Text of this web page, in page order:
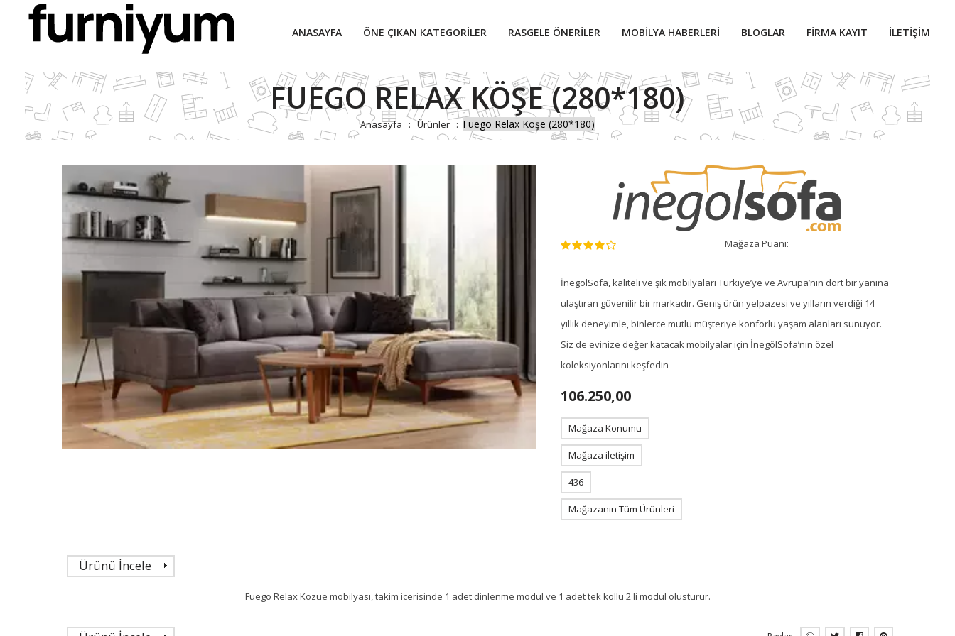
ANASAYFA ÖNE ÇIKAN KATEGORILER RASGELE ÖNERILER MOBILYA HABERLERI BLOGLAR FIRMA KAYIT İLETIŞIM
FUEGO RELAX KÖŞE (280*180)
Anasayfa Ürünler Fuego Relax Köşe (280*180)
Mağaza Puanı:
İnegölSofa, kaliteli ve şık mobilyaları Türkiye’ye ve Avrupa’nın dört bir yanına
ulaştıran güvenilir bir markadır. Geniş ürün yelpazesi ve yılların verdiği 14
yıllık deneyimle, binlerce mutlu müşteriye konforlu yaşam alanları sunuyor.
Siz de evinize değer katacak mobilyalar için İnegölSofa’nın özel
koleksiyonlarını keşfedin
106.250,00
Mağaza Konumu
Mağaza iletişim
436
Mağazanın Tüm Ürünleri
Ürünü İncele
Fuego Relax Kozue mobilyası, takim icerisinde 1 adet dinlenme modul ve 1 adet tek kollu 2 li modul olusturur.